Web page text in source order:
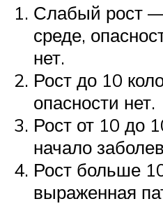
Слабый рост
среде,
нет.
Рост до 10
опасности нет.
Рост от 10 до
начало
Рост больше
выраженная